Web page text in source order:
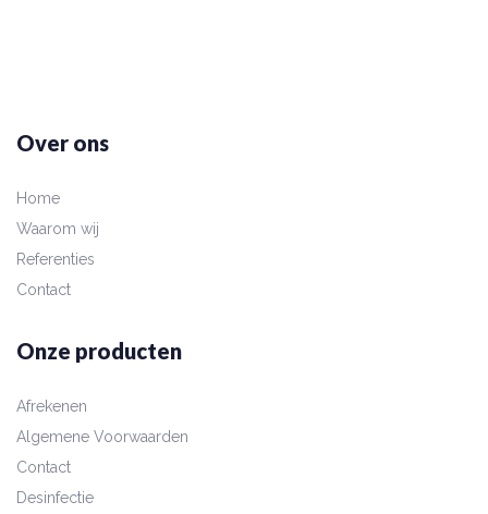
Over ons
Home
Waarom wij
Referenties
Contact
Onze producten
Afrekenen
Algemene Voorwaarden
Contact
Desinfectie